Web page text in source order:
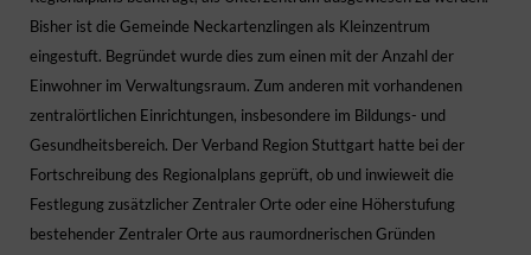
Bisher ist die Gemeinde Neckartenzlingen als Kleinzentrum
eingestuft. Begründet wurde dies zum einen mit der Anzahl der
Einwohner im Verwaltungsraum. Zum anderen mit vorhandenen
zentralörtlichen Einrichtungen, insbesondere im Bildungs- und
Gesundheitsbereich. Der Verband Region Stuttgart hatte bei der
Fortschreibung des Regionalplans geprüft, ob und inwieweit die
Festlegung zusätzlicher Zentraler Orte oder eine Höherstufung
bestehender Zentraler Orte aus raumordnerischen Gründen